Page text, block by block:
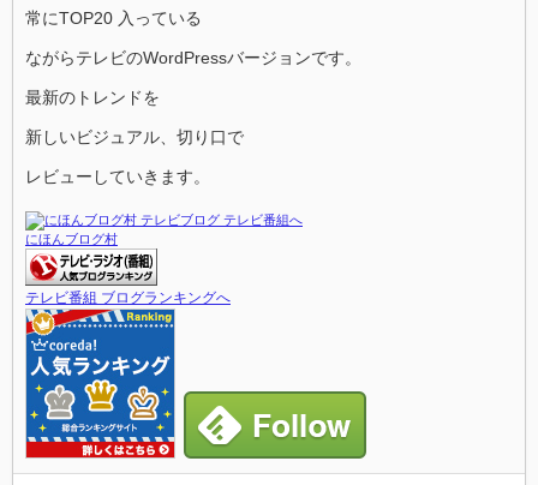
常にTOP20 入っている
ながらテレビのWordPressバージョンです。
最新のトレンドを
新しいビジュアル、切り口で
レビューしていきます。
にほんブログ村
テレビ番組 ブログランキングへ